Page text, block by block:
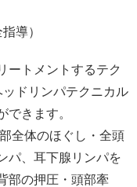
導）
ートメントするテク
ドリンパテクニカル
できます。
全体のほぐし・全頭
パ、耳下腺リンパを
部の押圧・頭部牽